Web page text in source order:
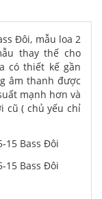
Đôi, mẫu loa 2
thay thế cho
có thiết kế gần
âm thanh được
mạnh hơn và
cũ ( chủ yếu chỉ